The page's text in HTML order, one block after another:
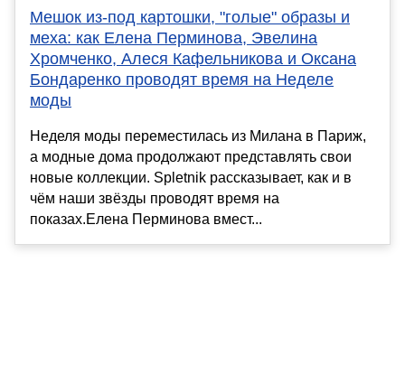
Мешок из-под картошки, "голые" образы и
меха: как Елена Перминова, Эвелина
Хромченко, Алеся Кафельникова и Оксана
Бондаренко проводят время на Неделе
моды
Неделя моды переместилась из Милана в Париж,
а модные дома продолжают представлять свои
новые коллекции. Spletnik рассказывает, как и в
чём наши звёзды проводят время на
показах.Елена Перминова вмест...